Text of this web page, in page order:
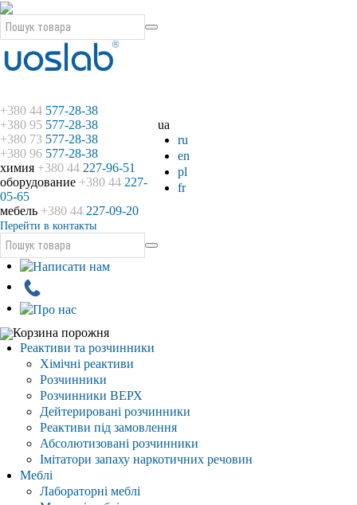
ua
ru
en
pl
fr
+380 44 577-28-38
+380 95 577-28-38
+380 73 577-28-38
+380 96 577-28-38
химия +380 44 227-96-51
оборудование +380 44 227-
05-65
мебель +380 44 227-09-20
Перейти в контакты
Корзина порожня
Реактиви та розчинники
Хімічні реактиви
Розчинники
Розчинники ВЕРХ
Дейтерировані розчинники
Реактиви під замовлення
Абсолютизовані розчинники
Імітатори запаху наркотичних речовин
Меблі
Лабораторні меблі